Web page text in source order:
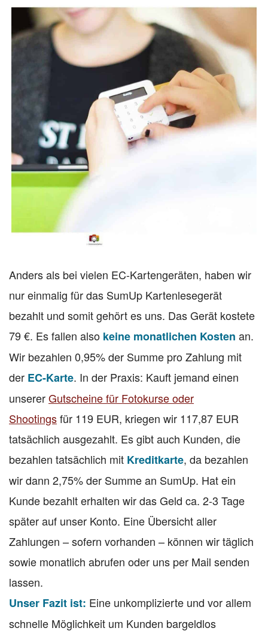
Anders als bei vielen EC-Kartengeräten, haben wir
nur einmalig für das SumUp Kartenlesegerät
bezahlt und somit gehört es uns. Das Gerät kostete
79 €. Es fallen also keine monatlichen Kosten an.
Wir bezahlen 0,95% der Summe pro Zahlung mit
der EC-Karte. In der Praxis: Kauft jemand einen
unsererGutscheine für Fotokurse oder
Shootingsfür 119 EUR, kriegen wir 117,87 EUR
tatsächlich ausgezahlt. Es gibt auch Kunden, die
bezahlen tatsächlich mit Kreditkarte, da bezahlen
wir dann 2,75% der Summe an SumUp. Hat ein
Kunde bezahlt erhalten wir das Geld ca. 2-3 Tage
später auf unser Konto. Eine Übersicht aller
Zahlungen – sofern vorhanden – können wir täglich
sowie monatlich abrufen oder uns per Mail senden
lassen.
Unser Fazit ist: Eine unkomplizierte und vor allem
schnelle Möglichkeit um Kunden bargeldlos